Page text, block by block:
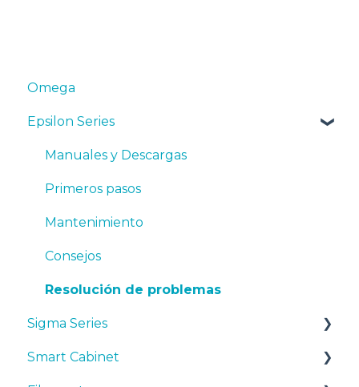
Omega
Epsilon Series
Manuales y Descargas
Primeros pasos
Mantenimiento
Consejos
Resolución de problemas
Sigma Series
Manuales y descargas
Smart Cabinet